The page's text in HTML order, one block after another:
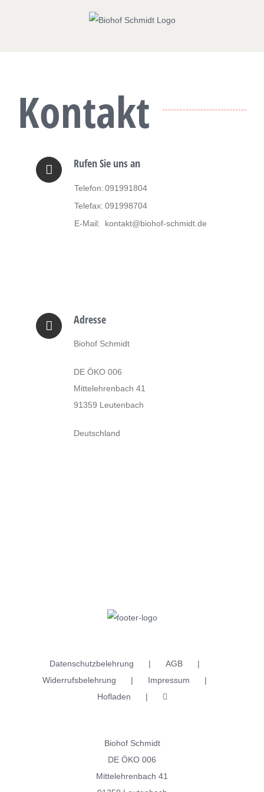
Kontakt
Rufen Sie uns an
Telefon:091991804
Telefax: 091998704
E-Mail:
kontakt@biohof-schmidt.de
Adresse
Biohof Schmidt
DE ÖKO 006
Mittelehrenbach 41
91359 Leutenbach
Deutschland
Datenschutzbelehrung
AGB
Widerrufsbelehrung
Impressum
Hofladen
Biohof Schmidt
DE ÖKO 006
Mittelehrenbach 41